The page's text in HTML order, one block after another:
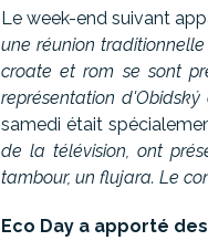
Le week-end suivant
une réunion
croate et rom se sont
représentation
samedi était
de la télévision, ont
tambour, un flujara. Le
Eco Day a apporté